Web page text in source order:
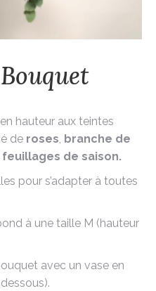
en hauteur aux teintes
de roses, branche de
de saison.
pour s’adapter à toutes
à une taille M (hauteur
avec un vase en